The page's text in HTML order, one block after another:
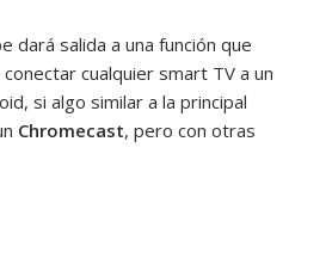
dará salida a una función que
cualquier smart TV a un
si algo similar a la principal
Chromecast, pero con otras